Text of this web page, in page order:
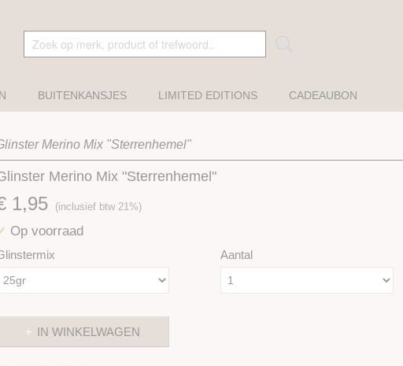
BUITENKANSJES LIMITED EDITIONS CADEAUBON
Merino Mix "Sterrenhemel"
Merino Mix "Sterrenhemel"
1,95 (inclusief btw 21%)
Op voorraad
Aantal
IN WINKELWAGEN